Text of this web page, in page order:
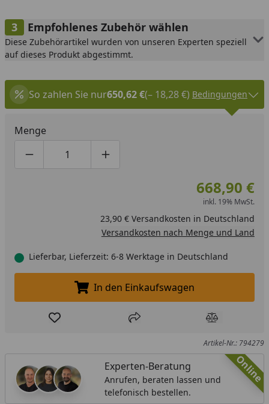
Empfohlenes Zubehör wählen
Diese Zubehörartikel wurden von unseren Experten speziell
auf dieses Produkt abgestimmt.
So zahlen Sie nur650,62 €(– 18,28 €) Bedingungen
Menge
Produktmenge um eins verringern
Produktmenge manuell eingeben
Produktmenge um eins erhöhen
668,90 €
inkl. 19% MwSt.
23,90 € Versandkosten in Deutschland
Versandkosten nach Menge und Land
Lieferbar, Lieferzeit: 6-8 Werktage in Deutschland
In den Einkaufswagen legen
In den Einkaufswagen
Produkt zur Wunschliste hinzufügen
Teilen Produkt
Artikel-Nr.: 794279
Online
Experten-Beratung
Anrufen, beraten lassen und
telefonisch bestellen.